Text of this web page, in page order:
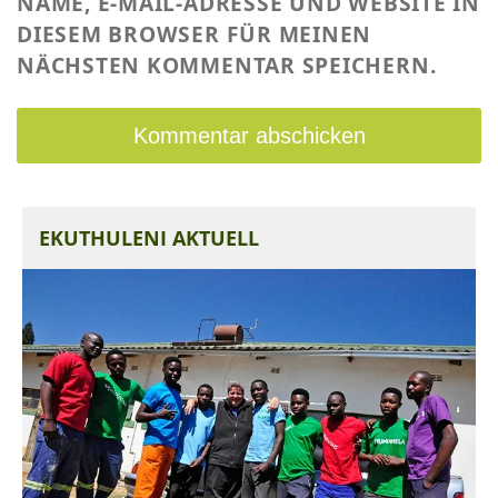
DIESEM BROWSER FÜR MEINEN
NÄCHSTEN KOMMENTAR SPEICHERN.
EKUTHULENI AKTUELL